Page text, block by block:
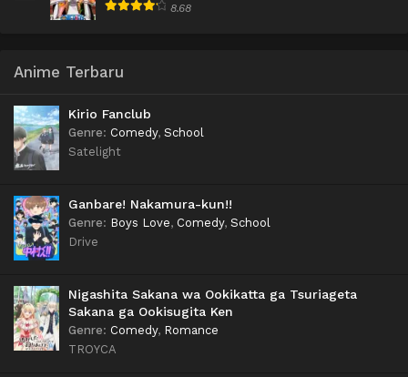
8.68
Anime Terbaru
Kirio Fanclub
Genre: Comedy, School
Satelight
Ganbare! Nakamura-kun!!
Genre: Boys Love, Comedy, School
Drive
Nigashita Sakana wa Ookikatta ga Tsuriageta
Sakana ga Ookisugita Ken
Genre: Comedy, Romance
TROYCA